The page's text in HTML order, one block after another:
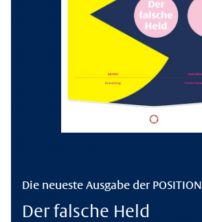
Die neueste Ausgabe der POSITION
Der falsche Held